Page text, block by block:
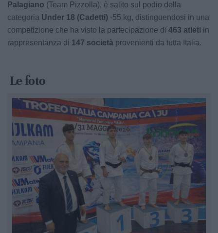
Palagiano (Team Pizzolla), è salito sul podio della
categoria Under 18 (Cadetti) -55 kg, distinguendosi in una
competizione che ha visto la partecipazione di 463 atleti in
rappresentanza di 147 società provenienti da tutta Italia.
Le foto